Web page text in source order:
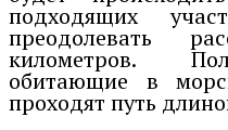
подходящих
преодолевать
километров.
обитающие в
проходят путь